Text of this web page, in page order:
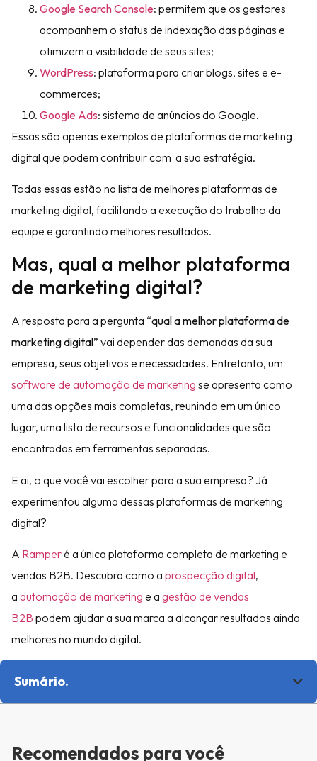
Google Search Console: permitem que os gestores
acompanhem o status de indexação das páginas e
otimizem a visibilidade de seus sites;
WordPress: plataforma para criar blogs, sites e e-
commerces;
Google Ads: sistema de anúncios do Google.
Essas são apenas exemplos de plataformas de marketing
digital que podem contribuir com a sua estratégia.
Todas essas estão na lista de melhores plataformas de
marketing digital, facilitando a execução do trabalho da
equipe e garantindo melhores resultados.
Mas, qual a melhor plataforma
de marketing digital?
A resposta para a pergunta “qual a melhor plataforma de
marketing digital” vai depender das demandas da sua
empresa, seus objetivos e necessidades. Entretanto, um
software de automação de marketing se apresenta como
uma das opções mais completas, reunindo em um único
lugar, uma lista de recursos e funcionalidades que são
encontradas em ferramentas separadas.
E ai, o que você vai escolher para a sua empresa? Já
experimentou alguma dessas plataformas de marketing
digital?
A Ramperé a única plataforma completa de marketing e
vendas B2B. Descubra como a prospecção digital,
a automação de marketing e a gestão de vendas
B2B podem ajudar a sua marca a alcançar resultados ainda
melhores no mundo digital.
Sumário.
Recomendados para você